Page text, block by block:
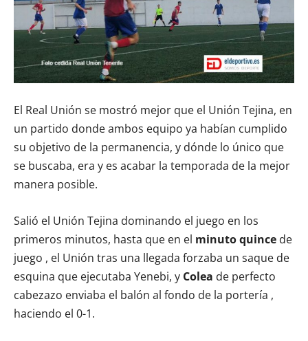
El Real Unión se mostró mejor que el Unión Tejina, en
un partido donde ambos equipo ya habían cumplido
su objetivo de la permanencia, y dónde lo único que
se buscaba, era y es acabar la temporada de la mejor
manera posible.
Salió el Unión Tejina dominando el juego en los
primeros minutos, hasta que en el minuto quince de
juego , el Unión tras una llegada forzaba un saque de
esquina que ejecutaba Yenebi, y Colea de perfecto
cabezazo enviaba el balón al fondo de la portería ,
haciendo el 0-1.